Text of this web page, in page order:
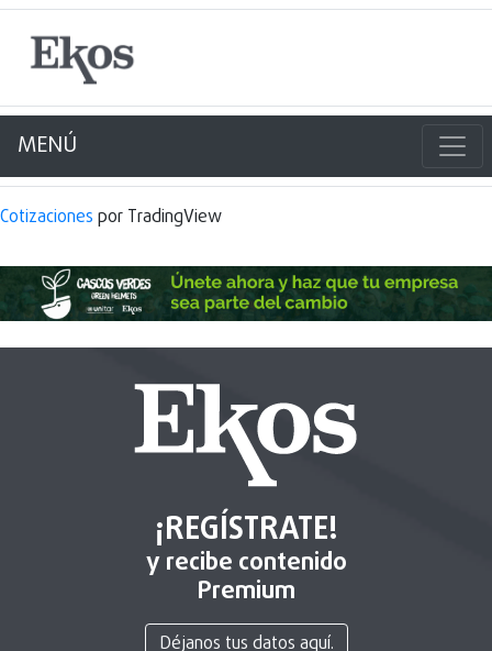
MENÚ
Cotizaciones por TradingView
¡REGÍSTRATE!
y recibe contenido
Premium
Déjanos tus datos aquí.